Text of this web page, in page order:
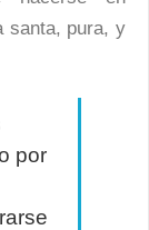
santa, pura, y
por